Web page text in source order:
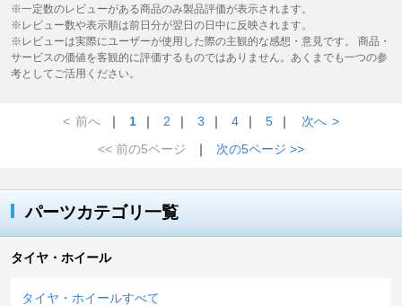
※一定数のレビューがある商品のみ製品評価が表示されます。
※レビュー数や表示順は前日分が翌日の日中に反映されます。
※レビューは実際にユーザーが使用した際の主観的な感想・意見です。 商品・
サービスの価値を客観的に評価するものではありません。あくまでも一つの参
考としてご活用ください。
< 前へ ｜ 1 ｜ 2 ｜ 3 ｜ 4 ｜ 5 ｜ 次へ >
<< 前の5ページ
｜ 次の5ページ >>
パーツカテゴリ一覧
タイヤ・ホイール
タイヤ・ホイールすべて